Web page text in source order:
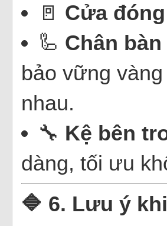
🚪 Cửa
🦾 Chân
bảo vững
nhau.
🔧 Kệ bên
dàng, tối ưu
🔷 6. Lưu ý